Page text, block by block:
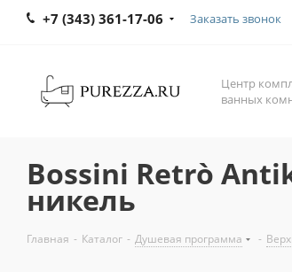
+7 (343) 361-17-06 Заказать звонок
Центр
ванных
Bossini Retrò
никель
Главная - Каталог - Душевая программа -